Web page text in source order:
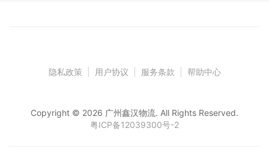
隐私政策 用户协议 服务条款 帮助中心
Copyright © 2026 广州鑫汉物流. All Rights Reserved.
粤ICP备12039300号-2